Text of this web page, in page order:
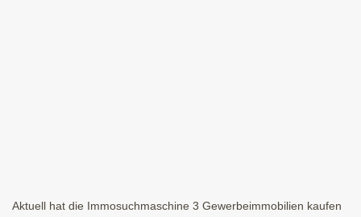
Aktuell hat die Immosuchmaschine 3 Gewerbeimmobilien kaufen